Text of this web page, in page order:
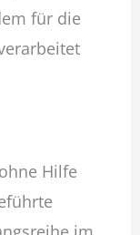
für die
Hilfe